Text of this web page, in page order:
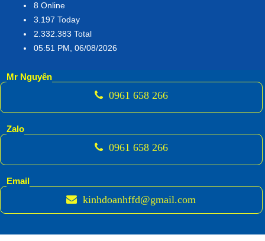
8 Online
3.197 Today
2.332.383 Total
05:51 PM, 06/08/2026
Mr Nguyên
0961 658 266
Zalo
0961 658 266
Email
kinhdoanhffd@gmail.com